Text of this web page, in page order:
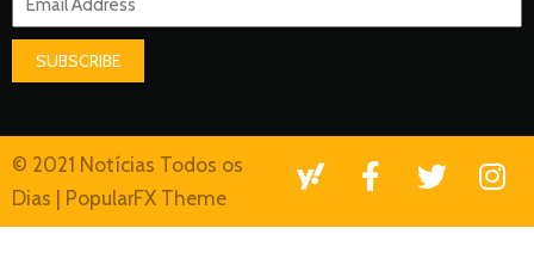
SUBSCRIBE
© 2021 Notícias Todos os
Dias | PopularFX Theme